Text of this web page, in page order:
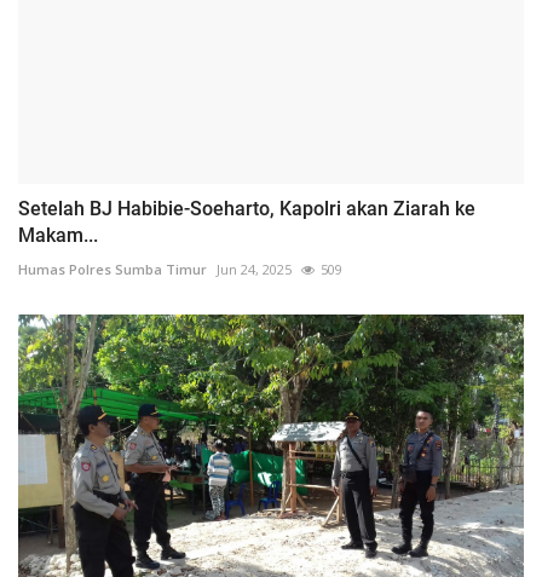
Setelah BJ Habibie-Soeharto, Kapolri akan Ziarah ke
Makam...
Humas Polres Sumba Timur Jun 24, 2025 509